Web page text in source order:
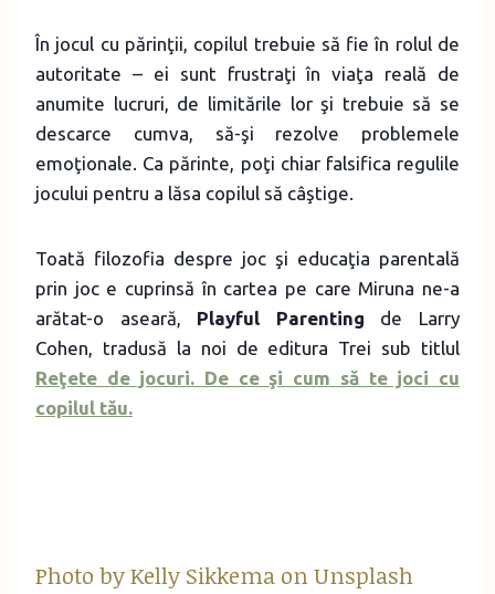
În jocul cu părinţii, copilul trebuie să fie în rolul de
autoritate – ei sunt frustraţi în viaţa reală de
anumite lucruri, de limitările lor şi trebuie să se
descarce cumva, să-şi rezolve problemele
emoţionale. Ca părinte, poţi chiar falsifica regulile
jocului pentru a lăsa copilul să câştige.
Toată filozofia despre joc şi educaţia parentală
prin joc e cuprinsă în cartea pe care Miruna ne-a
arătat-o aseară, Playful Parenting de Larry
Cohen, tradusă la noi de editura Trei sub titlul
Reţete de jocuri. De ce şi cum să te joci cu
copilul tău.
Photo byKelly Sikkema onUnsplash